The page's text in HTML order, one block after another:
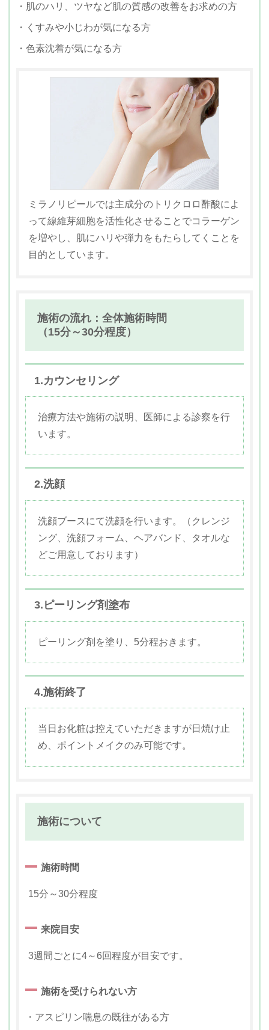
・肌のハリ、ツヤなど肌の質感の改善をお求めの方
・くすみや小じわが気になる方
・色素沈着が気になる方
ミラノリピールでは主成分のトリクロロ酢酸によ
って線維芽細胞を活性化させることでコラーゲン
を増やし、肌にハリや弾力をもたらしてくことを
目的としています。
施術の流れ：全体施術時間
（15分～30分程度）
1.カウンセリング
治療方法や施術の説明、医師による診察を行
います。
2.洗顔
洗顔ブースにて洗顔を行います。（クレンジ
ング、洗顔フォーム、ヘアバンド、タオルな
どご用意しております）
3.ピーリング剤塗布
ピーリング剤を塗り、5分程おきます。
4.施術終了
当日お化粧は控えていただきますが日焼け止
め、ポイントメイクのみ可能です。
施術について
施術時間
15分～30分程度
来院目安
3週間ごとに4～6回程度が目安です。
施術を受けられない方
・アスピリン喘息の既往がある方